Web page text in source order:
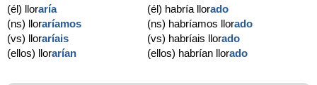
(él) lloraría
(ns) lloraríamos
(vs) lloraríais
(ellos) llorarían
(él) habría llorado
(ns) habríamos llorado
(vs) habríais llorado
(ellos) habrían llorado